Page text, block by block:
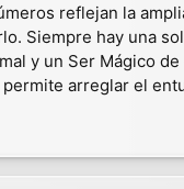
reflejan la
Siempre hay una
y un Ser Mágico
arreglar el